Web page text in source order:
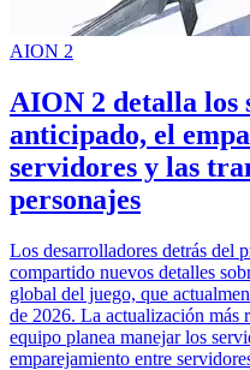
AION 2
AION 2 detalla los
anticipado, el
servidores y las
personajes
Los desarrolladores detrás
compartido nuevos detalles
global del juego, que
de 2026. La actualización más
equipo planea manejar los
emparejamiento entre